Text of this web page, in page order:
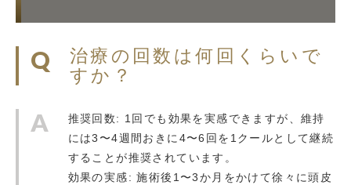
治療の回数は何回くらいで
すか？
推奨回数: 1回でも効果を実感できますが、維持
には3〜4週間おきに4〜6回を1クールとして継続
することが推奨されています。
効果の実感: 施術後1〜3か月をかけて徐々に頭皮